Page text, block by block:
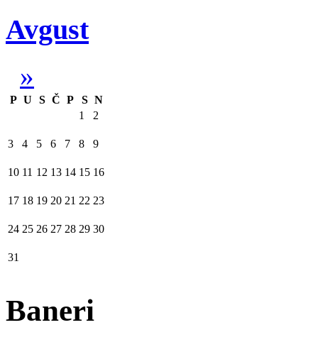
Avgust
»
P U S Č P S N
1
2
3 4 5 6 7 8 9
10 11 12 13 14 15 16
17 18 19 20 21 22 23
24 25 26 27 28 29 30
31
Baneri